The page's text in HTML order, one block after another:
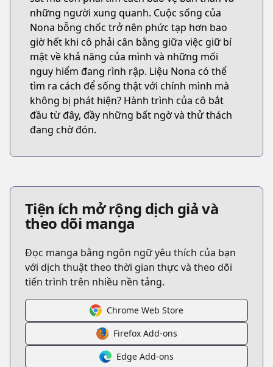
những người xung quanh. Cuộc sống của
Nona bỗng chốc trở nên phức tạp hơn bao
giờ hết khi cô phải cân bằng giữa việc giữ bí
mật về khả năng của mình và những mối
nguy hiểm đang rình rập. Liệu Nona có thể
tìm ra cách để sống thật với chính mình mà
không bị phát hiện? Hành trình của cô bắt
đầu từ đây, đầy những bất ngờ và thử thách
đang chờ đón.
Tiện ích mở rộng dịch giả và
theo dõi manga
Đọc manga bằng ngôn ngữ yêu thích của bạn
với dịch thuật theo thời gian thực và theo dõi
tiến trình trên nhiều nền tảng.
Chrome Web Store
Firefox Add-ons
Edge Add-ons